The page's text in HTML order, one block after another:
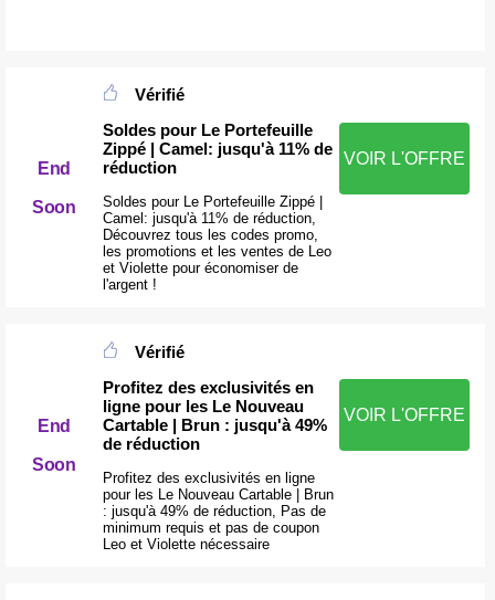
End
Soon
Vérifié
Soldes pour Le Portefeuille
Zippé | Camel: jusqu'à 11% de
réduction
Soldes pour Le Portefeuille Zippé |
Camel: jusqu'à 11% de réduction,
Découvrez tous les codes promo,
les promotions et les ventes de Leo
et Violette pour économiser de
l'argent !
VOIR L'OFFRE
End
Soon
Vérifié
Profitez des exclusivités en
ligne pour les Le Nouveau
Cartable | Brun : jusqu'à 49%
de réduction
Profitez des exclusivités en ligne
pour les Le Nouveau Cartable | Brun
: jusqu'à 49% de réduction, Pas de
minimum requis et pas de coupon
Leo et Violette nécessaire
VOIR L'OFFRE